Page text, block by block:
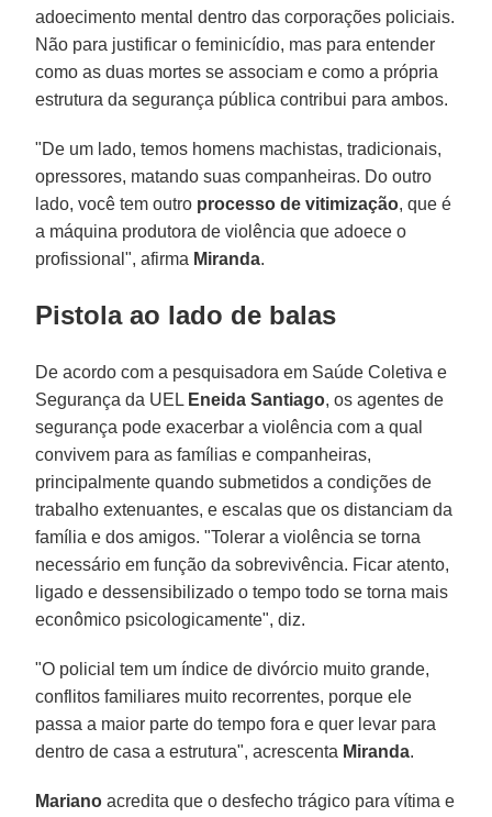
adoecimento mental dentro das corporações policiais.
Não para justificar o feminicídio, mas para entender
como as duas mortes se associam e como a própria
estrutura da segurança pública contribui para ambos.
"De um lado, temos homens machistas, tradicionais,
opressores, matando suas companheiras. Do outro
lado, você tem outro processo de vitimização, que é
a máquina produtora de violência que adoece o
profissional", afirma Miranda.
Pistola ao lado de balas
De acordo com a pesquisadora em Saúde Coletiva e
Segurança da UEL Eneida Santiago, os agentes de
segurança pode exacerbar a violência com a qual
convivem para as famílias e companheiras,
principalmente quando submetidos a condições de
trabalho extenuantes, e escalas que os distanciam da
família e dos amigos. "Tolerar a violência se torna
necessário em função da sobrevivência. Ficar atento,
ligado e dessensibilizado o tempo todo se torna mais
econômico psicologicamente", diz.
"O policial tem um índice de divórcio muito grande,
conflitos familiares muito recorrentes, porque ele
passa a maior parte do tempo fora e quer levar para
dentro de casa a estrutura", acrescenta Miranda.
Mariano acredita que o desfecho trágico para vítima e